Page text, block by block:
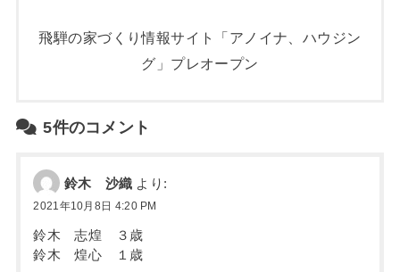
飛騨の家づくり情報サイト「アノイナ、ハウジン
グ」プレオープン
5件のコメント
鈴木 沙織 より:
2021年10月8日 4:20 PM
鈴木 志煌 ３歳
鈴木 煌心 １歳